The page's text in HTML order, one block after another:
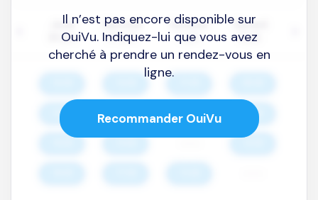
Il n’est pas encore disponible sur
OuiVu. Indiquez-lui que vous avez
cherché à prendre un rendez-vous en
ligne.
Recommander OuiVu